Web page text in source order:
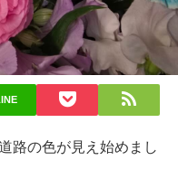
路の色が見え始めまし